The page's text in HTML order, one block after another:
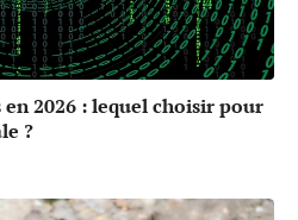
2026 : lequel choisir pour
?